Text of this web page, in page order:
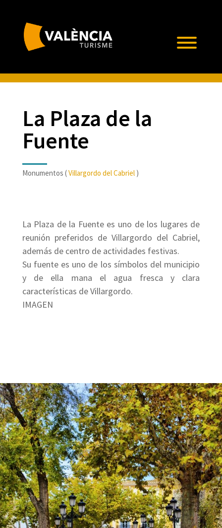
La Plaza de la
Fuente
Monumentos (Villargordo del Cabriel)
La Plaza de la Fuente es uno de los lugares de
reunión preferidos de Villargordo del Cabriel,
además de centro de actividades festivas.
Su fuente es uno de los símbolos del municipio
y de ella mana el agua fresca y clara
características de Villargordo.
IMAGEN